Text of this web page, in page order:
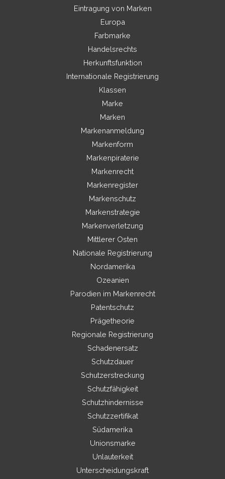
Eintragung von Marken
Europa
Farbmarke
Handelsrechts
Herkunftsfunktion
Internationale Registrierung
Klassen
Marke
Marken
Markenanmeldung
Markenform
Markenpiraterie
Markenrecht
Markenregister
Markenschutz
Markenstrategie
Markenverletzung
Mittlerer Osten
Nationale Registrierung
Nordamerika
Ozeanien
Parodien im Markenrecht
Patentschutz
Prägetheorie
Regionale Registrierung
Schadenersatz
Schutzdauer
Schutzerstreckung
Schutzfähigkeit
Schutzhindernisse
Schutzzertifikat
Südamerika
Unionsmarke
Unlauterkeit
Unterscheidungskraft